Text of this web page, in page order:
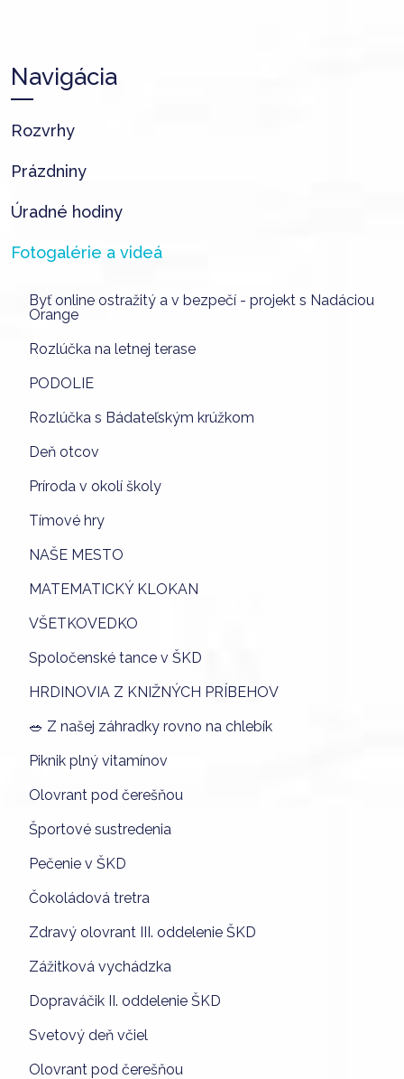
Navigácia
Rozvrhy
Prázdniny
Úradné hodiny
Fotogalérie a videá
Byť online ostražitý a v bezpečí - projekt s Nadáciou
Orange
Rozlúčka na letnej terase
PODOLIE
Rozlúčka s Bádateľským krúžkom
Deň otcov
Príroda v okolí školy
Tímové hry
NAŠE MESTO
MATEMATICKÝ KLOKAN
VŠETKOVEDKO
Spoločenské tance v ŠKD
HRDINOVIA Z KNIŽNÝCH PRÍBEHOV
🥗 Z našej záhradky rovno na chlebík
Piknik plný vitamínov
Olovrant pod čerešňou
Športové sustredenia
Pečenie v ŠKD
Čokoládová tretra
Zdravý olovrant III. oddelenie ŠKD
Zážitková vychádzka
Dopraváčik II. oddelenie ŠKD
Svetový deň včiel
Olovrant pod čerešňou